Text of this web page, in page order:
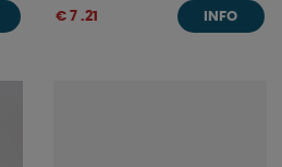
€ 7 .21 INFO